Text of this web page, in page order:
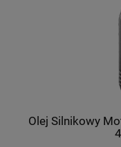
Olej Silnikowy